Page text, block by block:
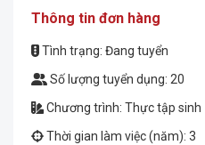
Thông tin đơn hàng
Tình trạng: Đang tuyển
Số lượng tuyển dụng: 20
Chương trình: Thực tập sinh
Thời gian làm việc (năm): 3